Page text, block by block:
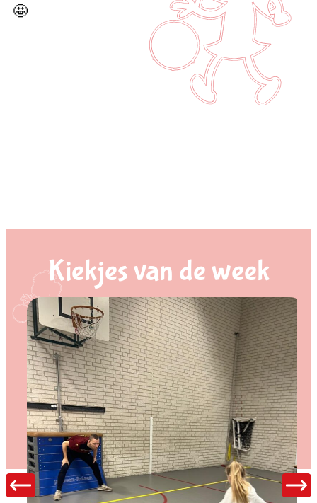
🤩
Kiekjes van de week